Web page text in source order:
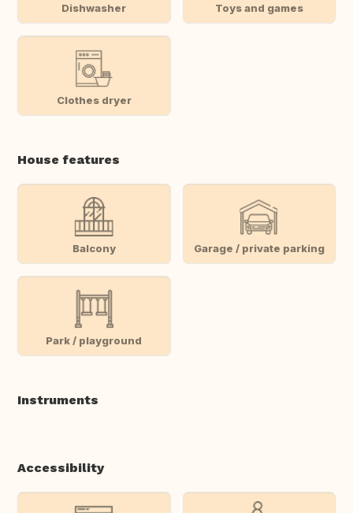
Dishwasher Toys and games
Clothes dryer
House features
Balcony Garage / private parking
Park / playground
Instruments
Accessibility